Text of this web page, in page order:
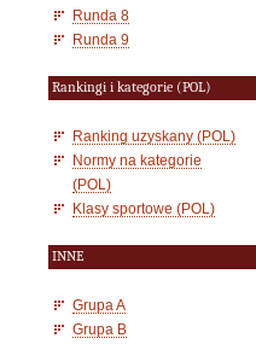
Runda 8
Runda 9
Rankingi i kategorie (POL)
Ranking uzyskany (POL)
Normy na kategorie
(POL)
Klasy sportowe (POL)
INNE
Grupa A
Grupa B